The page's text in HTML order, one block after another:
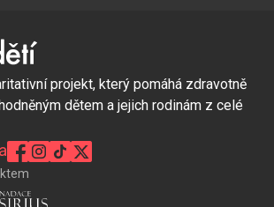
projekt, který pomáhá zdravotně
dětem a jejich rodinám z celé